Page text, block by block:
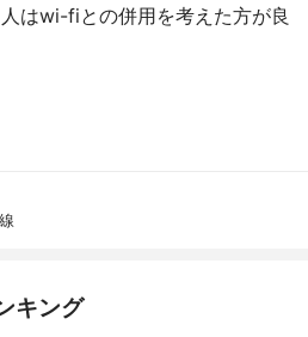
はwi-fiとの併用を考えた方が良
キング